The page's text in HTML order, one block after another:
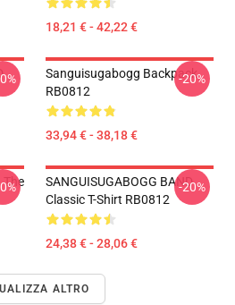
18,21 € - 42,22 €
Sanguisugabogg Backpack
RB0812
33,94 € - 38,18 €
-20%
The
SANGUISUGABOGG BAND
Classic T-Shirt RB0812
24,38 € - 28,06 €
-20%
ALTRO